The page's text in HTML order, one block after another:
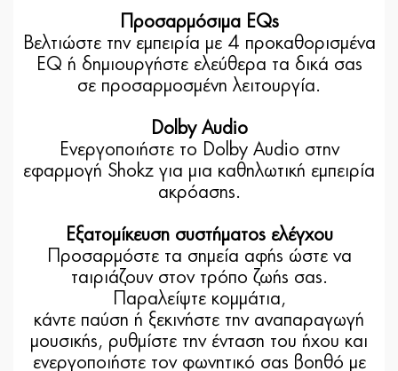
Προσαρμόσιμα EQs
Βελτιώστε την εμπειρία με 4 προκαθορισμένα
EQ ή δημιουργήστε ελεύθερα τα δικά σας
σε προσαρμοσμένη λειτουργία.
Dolby Audio
Ενεργοποιήστε το Dolby Audio στην
εφαρμογή Shokz για μια καθηλωτική εμπειρία
ακρόασης.
Εξατομίκευση συστήματος ελέγχου
Προσαρμόστε τα σημεία αφής ώστε να
ταιριάζουν στον τρόπο ζωής σας.
Παραλείψτε κομμάτια,
κάντε παύση ή ξεκινήστε την αναπαραγωγή
μουσικής, ρυθμίστε την ένταση του ήχου και
ενεργοποιήστε τον φωνητικό σας βοηθό με